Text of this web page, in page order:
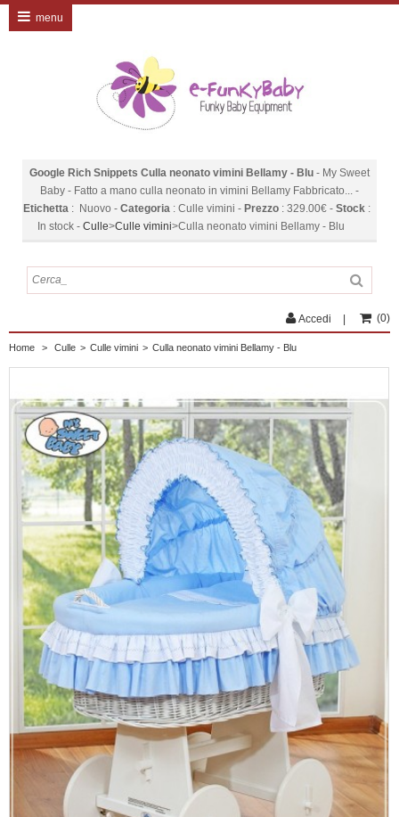
Google Rich Snippets Culla neonato vimini Bellamy - Blu - My Sweet
Baby - Fatto a mano culla neonato in vimini Bellamy Fabbricato... -
Etichetta : Nuovo - Categoria : Culle vimini - Prezzo : 329.00€ - Stock :
In stock - Culle>Culle vimini>Culla neonato vimini Bellamy - Blu
menu
Accedi (0)
Home > Culle > Culle vimini > Culla neonato vimini Bellamy - Blu